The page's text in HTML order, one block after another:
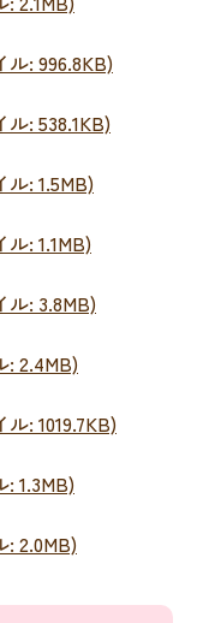
: 996.8KB)
: 538.1KB)
: 1.5MB)
: 1.1MB)
: 3.8MB)
2.4MB)
: 1019.7KB)
1.3MB)
2.0MB)